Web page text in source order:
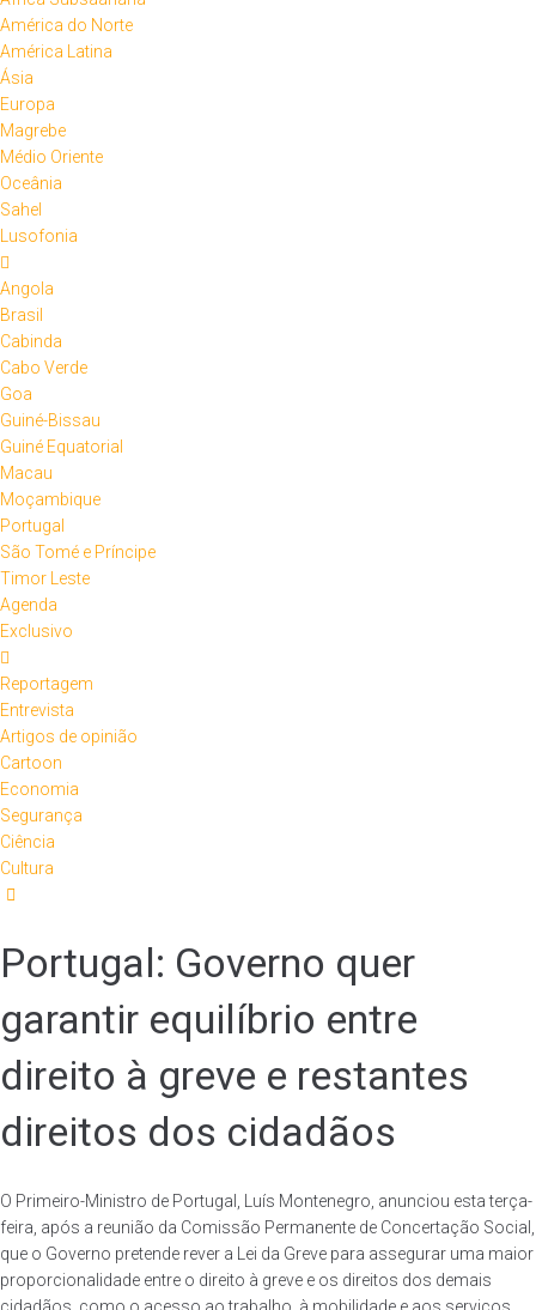
América do Norte
América Latina
Ásia
Europa
Magrebe
Médio Oriente
Oceânia
Sahel
Lusofonia
Angola
Brasil
Cabinda
Cabo Verde
Goa
Guiné-Bissau
Guiné Equatorial
Macau
Moçambique
Portugal
São Tomé e Príncipe
Timor Leste
Agenda
Exclusivo
Reportagem
Entrevista
Artigos de opinião
Cartoon
Economia
Segurança
Ciência
Cultura
Portugal: Governo quer
garantir equilíbrio entre
direito à greve e restantes
direitos dos cidadãos
O Primeiro-Ministro de Portugal, Luís Montenegro, anunciou esta terça-
feira, após a reunião da Comissão Permanente de Concertação Social,
que o Governo pretende rever a Lei da Greve para assegurar uma maior
proporcionalidade entre o direito à greve e os direitos dos demais
cidadãos, como o acesso ao trabalho, à mobilidade e aos serviços